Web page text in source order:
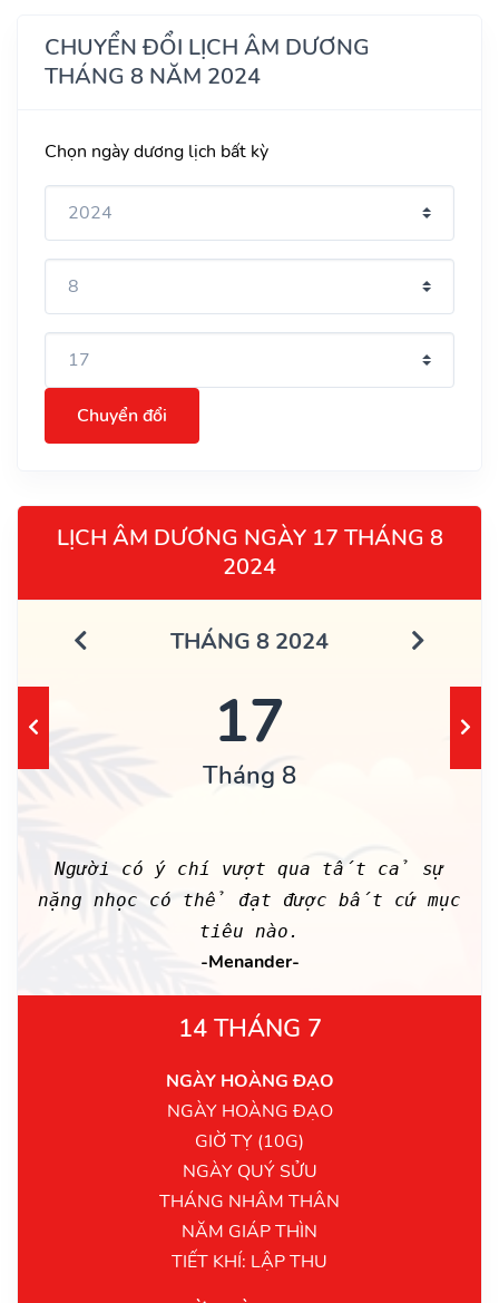
CHUYỂN ĐỔI LỊCH ÂM DƯƠNG
THÁNG 8 NĂM 2024
Chọn ngày dương lịch bất kỳ
Chuyển đổi
LỊCH ÂM DƯƠNG NGÀY 17 THÁNG 8
2024
THÁNG 8 2024
17
Tháng 8
Người có ý chí vượt qua tất cả sự
nặng nhọc có thể đạt được bất cứ mục
tiêu nào.
-Menander-
14 THÁNG 7
NGÀY HOÀNG ĐẠO
NGÀY HOÀNG ĐẠO
GIỜ TỴ (10G)
NGÀY QUÝ SỬU
THÁNG NHÂM THÂN
NĂM GIÁP THÌN
TIẾT KHÍ: LẬP THU